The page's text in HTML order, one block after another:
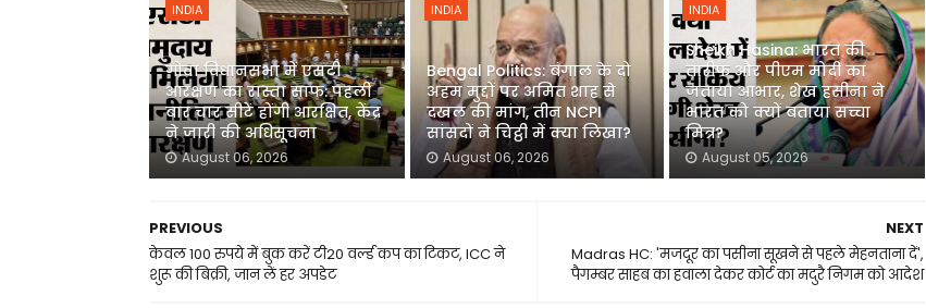
INDIA
गोवा विधानसभा में एसटी
आरक्षण का रास्ता साफ: पहली
बार चार सीटें होंगी आरक्षित, केंद्र
ने जारी की अधिसूचना
August 06, 2026
INDIA
Bengal Politics: बंगाल के दो
अहम मुद्दों पर अमित शाह से
दखल की मांग, तीन NCPI
सांसदों ने चिट्ठी में क्या लिखा?
August 06, 2026
INDIA
Sheikh Hasina: भारत की
तारीफ और पीएम मोदी का
जताया आभार, शेख हसीना ने
भारत को क्यों बताया सच्चा
मित्र?
August 05, 2026
NEXT
Madras HC: 'मजदूर का पसीना सूखने से पहले मेहनताना दें',
पैगम्बर साहब का हवाला देकर कोर्ट का मदुरै निगम को आदेश
PREVIOUS
केवल 100 रुपये में बुक करें टी20 वर्ल्ड कप का टिकट, ICC ने
शुरू की बिक्री, जान लें हर अपडेट